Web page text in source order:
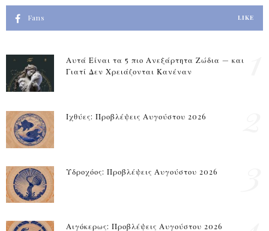
Fans LIKE
Αυτά Είναι τα 5 πιο Ανεξάρτητα Ζώδια — και
Γιατί Δεν Χρειάζονται Κανέναν
Ιχθύες: Προβλέψεις Αυγούστου 2026
Υδροχόος: Προβλέψεις Αυγούστου 2026
Αιγόκερως: Προβλέψεις Αυγούστου 2026